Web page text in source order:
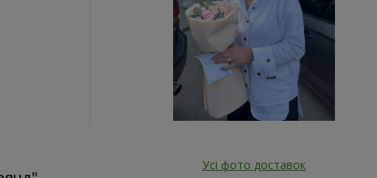
Усі фото доставок